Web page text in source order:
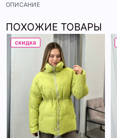
ОПИСАНИЕ
ПОХОЖИЕ ТОВАРЫ
скидка